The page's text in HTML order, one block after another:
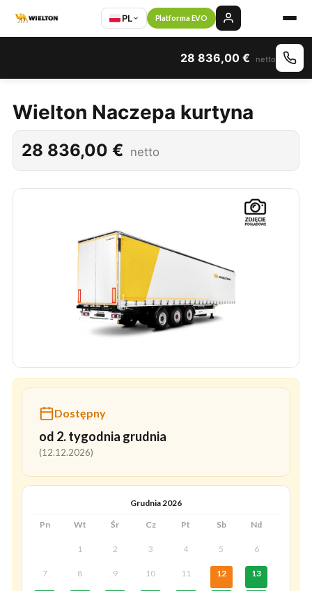
PL Platforma EVO
28 836,00 € netto
Wielton Naczepa kurtyna
28 836,00 € netto
Dostępny
od 2. tygodnia grudnia
(12.12.2026)
Grudnia 2026
Pn Wt Śr Cz Pt Sb Nd
1 2 3 4 5 6
7 8 9 10 11 12 13